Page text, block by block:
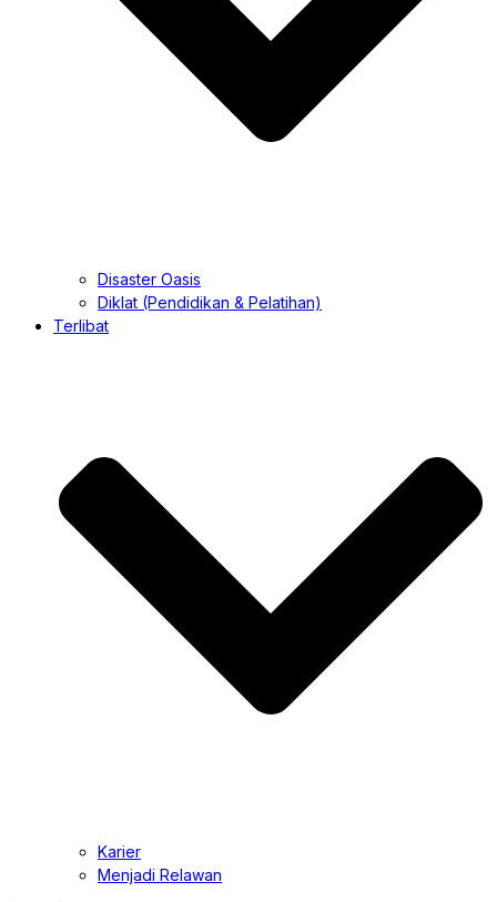
Disaster Oasis
Diklat (Pendidikan & Pelatihan)
Terlibat
Karier
Menjadi Relawan